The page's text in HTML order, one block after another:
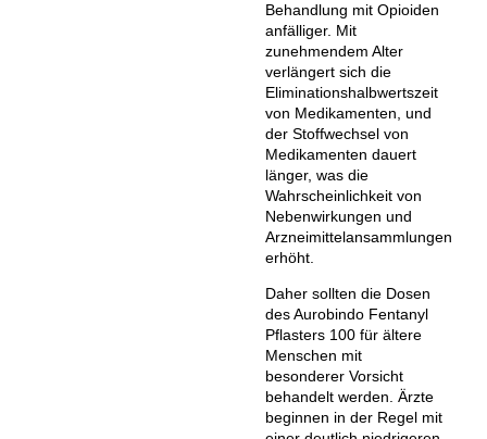
Behandlung mit Opioiden
anfälliger. Mit
zunehmendem Alter
verlängert sich die
Eliminationshalbwertszeit
von Medikamenten, und
der Stoffwechsel von
Medikamenten dauert
länger, was die
Wahrscheinlichkeit von
Nebenwirkungen und
Arzneimittelansammlungen
erhöht.
Daher sollten die Dosen
des Aurobindo Fentanyl
Pflasters 100 für ältere
Menschen mit
besonderer Vorsicht
behandelt werden. Ärzte
beginnen in der Regel mit